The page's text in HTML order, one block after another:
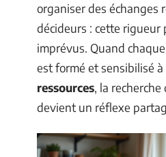
organiser des échanges
décideurs : cette rigueur
imprévus. Quand
est formé et sensibilisé à
ressources, la recherche
devient un réflexe